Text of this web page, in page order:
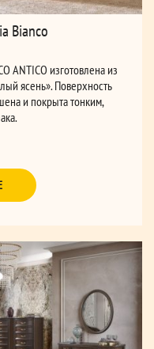
Bianco
ANTICO изготовлена из
ясень». Поверхность
и покрыта тонким,